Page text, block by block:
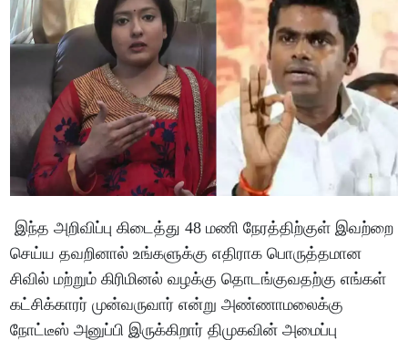
இந்த அறிவிப்பு கிடைத்து 48 மணி நேரத்திற்குள் இவற்றை
செய்ய தவறினால் உங்களுக்கு எதிராக பொருத்தமான
சிவில் மற்றும் கிரிமினல் வழக்கு தொடங்குவதற்கு எங்கள்
கட்சிக்காரர் முன்வருவார் என்று அண்ணாமலைக்கு
நோட்டீஸ் அனுப்பி இருக்கிறார் திமுகவின் அமைப்பு